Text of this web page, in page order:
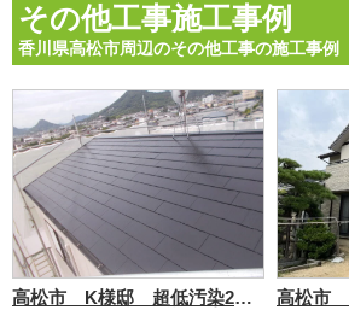
その他工事施工事例
香川県高松市周辺のその他工事の施工事例
高松市 K様邸 超低汚染2液型無機塗料仕上げ